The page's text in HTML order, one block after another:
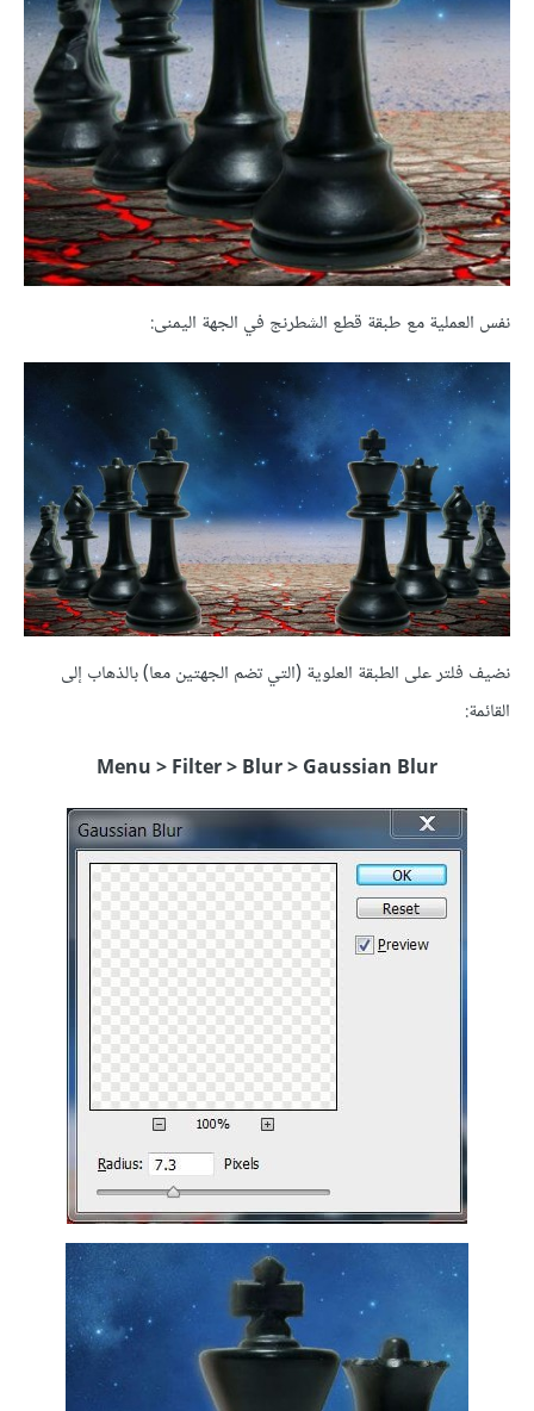
نفس العملية مع طبقة قطع الشطرنج في الجهة اليمنى:
نضيف فلتر على الطبقة العلوية (التي تضم الجهتين معا) بالذهاب إلى
القائمة:
Menu > Filter > Blur > Gaussian Blur